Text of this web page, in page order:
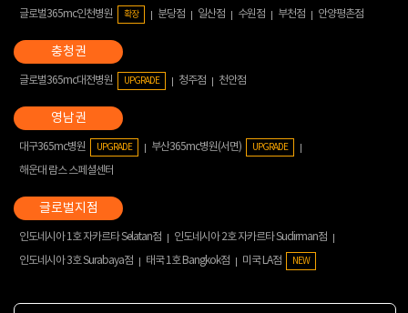
글로벌365mc인천병원 확장 분당점 일산점 수원점 부천점 안양평촌점
글로벌365mc대전병원 UPGRADE 청주점 천안점
대구365mc병원 UPGRADE 부산365mc병원(서면) UPGRADE
해운대 람스 스페셜센터
인도네시아 1호 자카르타 Selatan점
인도네시아 2호 자카르타 Sudirman점
인도네시아 3호 Surabaya점
태국 1호 Bangkok점 미국 LA점 NEW